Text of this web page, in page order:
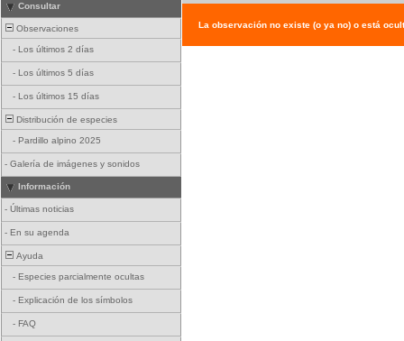
Consultar
Observaciones
- Los últimos 2 días
- Los últimos 5 días
- Los últimos 15 días
Distribución de especies
- Pardillo alpino 2025
- Galería de imágenes y sonidos
Información
- Últimas noticias
- En su agenda
Ayuda
- Especies parcialmente ocultas
- Explicación de los símbolos
- FAQ
La observación no existe (o ya no) o está